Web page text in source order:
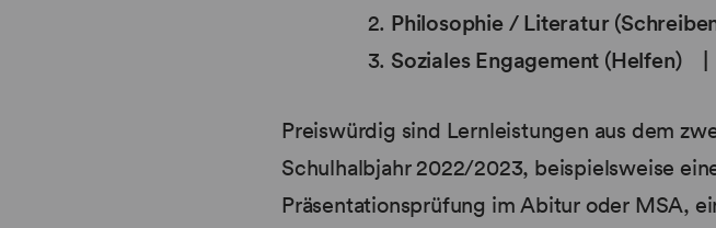
Philosophie / Literatur
Soziales Engagement (Helfen)
Preiswürdig sind Lernleistungen aus dem
Schulhalbjahr 2022/2023, beispielsweise
Präsentationsprüfung im Abitur oder MSA,